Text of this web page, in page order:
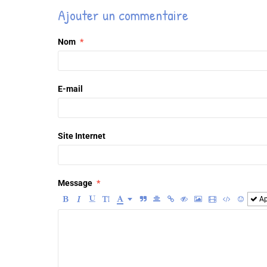
Ajouter un commentaire
Nom
E-mail
Site Internet
Message